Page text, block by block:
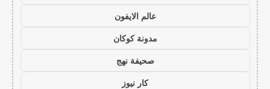
عالم الايفون
مدونة كوكان
صحيفة نهج
كار نيوز